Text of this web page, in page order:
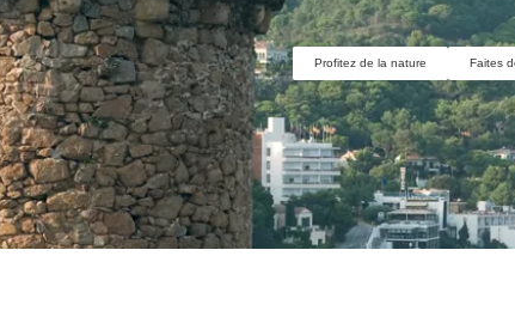
Profitez de la nature Faites